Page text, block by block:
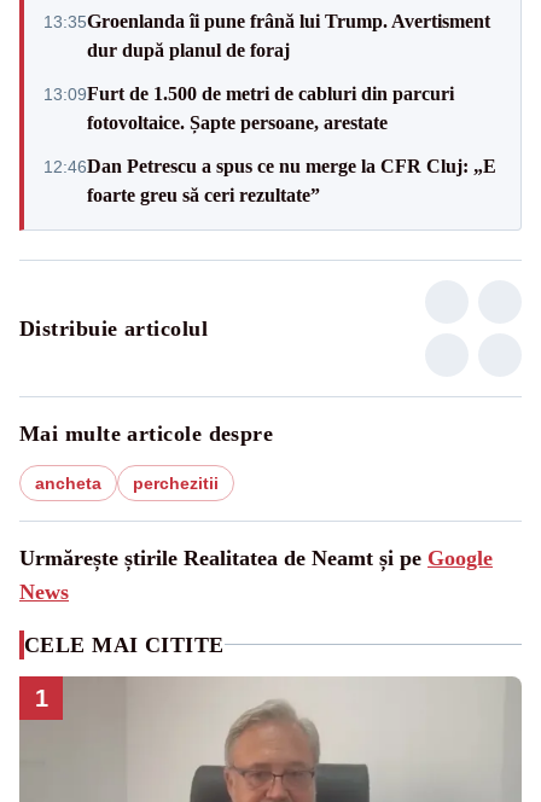
13:35Groenlanda îi pune frână lui Trump. Avertisment
dur după planul de foraj
13:09Furt de 1.500 de metri de cabluri din parcuri
fotovoltaice. Șapte persoane, arestate
12:46Dan Petrescu a spus ce nu merge la CFR Cluj: „E
foarte greu să ceri rezultate”
Distribuie articolul
Mai multe articole despre
ancheta perchezitii
Urmărește știrile Realitatea de Neamt și pe Google
News
CELE MAI CITITE
1